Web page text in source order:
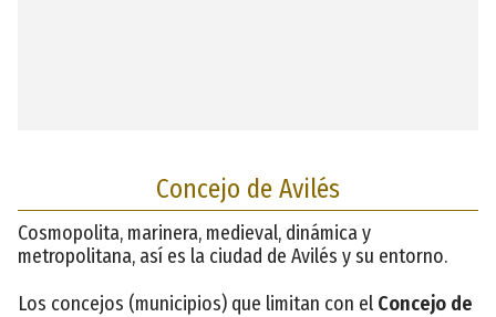
Concejo de Avilés
Cosmopolita, marinera, medieval, dinámica y
metropolitana, así es la ciudad de Avilés y su entorno.
Los concejos (municipios) que limitan con el Concejo de